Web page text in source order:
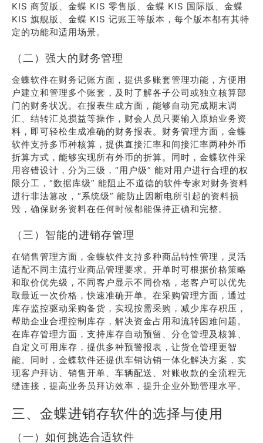
KIS 商贸版、金蝶 KIS 零售版、金蝶 KIS 国际版、金蝶
KIS 旗舰版、金蝶 KIS 记账王等版本，每个版本都有其特
定的功能和适用场景。
（二）强大的财务管理
金蝶软件在财务记账方面，提供多账套管理功能，方便用
户建立和管理多个账套，及时了解各子公司或独立核算部
门的财务状况。在报表生成方面，能够自动完成期末调
汇、结转汇兑损益等操作，财会人员只要输入原始业务资
料，即可轻松生成准确的财务报表。财务管理方面，金蝶
软件支持多币种核算，提供直接汇率和间接汇率两种外币
折算方式，能够实现所有外币的折算。同时，金蝶软件采
用容错设计，分为三级，“用户级” 能对用户进行合理的权
限分工，“数据库级” 能阻止不道德的软件专家对财务资料
进行非法篡改，“系统级” 能防止因断电所引起的资料损
毁，确保财务资料在任何时候都能保持正确和完整。
（三）智能的进销存管理
在销售管理方面，金蝶软件支持多种商品特性管理，灵活
适配不同主流行业商品管理要求。开单时可根据价格策略
和取价优先级，不同客户显示不同价格，老客户可以优先
取最近一次价格，快速准确开单。在采购管理方面，通过
库存监控驱动采购备货，实现按需采购，减少库存积压，
帮助企业合理控制库存，解决资金占用和流转困难问题。
在库存管理方面，支持库存自动预留、分仓管理及核算、
自定义可用库存，提供多种预警报表，让货仓管理更智
能。同时，金蝶软件还提供车销访销一体化解决方案，实
现客户拜访、销售开单、车辆配送、对账收款的全流程无
缝连接，提高业务员拜访效率，提升企业外勤管理水平。
三、金蝶进销存软件的选择与使用
（一）如何挑选合适软件